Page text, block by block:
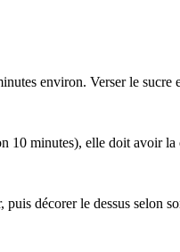
environ. Verser le sucre
10 minutes), elle doit avoir
décorer le dessus selon